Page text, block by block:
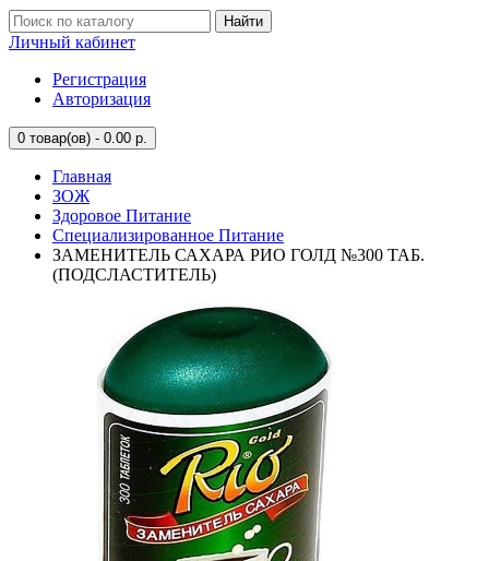
Найти
Личный кабинет
Регистрация
Авторизация
0 товар(ов) - 0.00 р.
Главная
ЗОЖ
Здоровое Питание
Специализированное Питание
ЗАМЕНИТЕЛЬ САХАРА РИО ГОЛД №300 ТАБ.
(ПОДСЛАСТИТЕЛЬ)